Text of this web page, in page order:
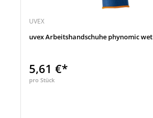
UVEX
uvex Arbeitshandschuhe phynomic wet
5,61 €*
pro Stück